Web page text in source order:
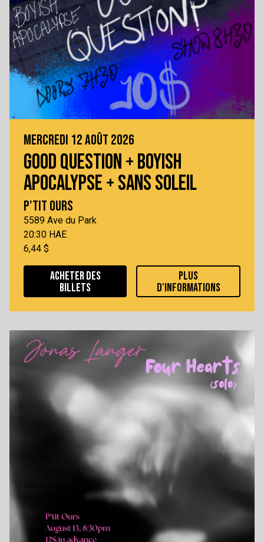
MERCREDI 12 AOÛT 2026
GOOD QUESTION + BOYISH
APOCALYPSE + SANS SOLEIL
P'TIT OURS
5589 Ave du Park
20:30 HAE
6,44 $
ACHETER DES
BILLETS
PLUS
D'INFORMATIONS